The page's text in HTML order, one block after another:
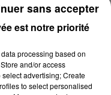
DU
est notre priorité
processing based on
and/or access
advertising; Create
to select personalised
sans accepter